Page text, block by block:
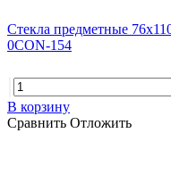
Стекла предметные
0CON-154
В корзину
Сравнить Отложить